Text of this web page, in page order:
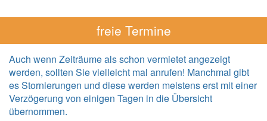
freie Termine
Auch wenn Zeiträume als schon vermietet angezeigt
werden, sollten Sie vielleicht mal anrufen! Manchmal gibt
es Stornierungen und diese werden meistens erst mit einer
Verzögerung von einigen Tagen in die Übersicht
übernommen.